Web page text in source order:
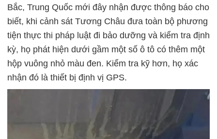
Bắc, Trung Quốc mới đây nhận được thông báo cho
biết, khi cảnh sát Tương Châu đưa toàn bộ phương
tiện thực thi pháp luật đi bảo dưỡng và kiểm tra định
kỳ, họ phát hiện dưới gầm một số ô tô có thêm một
hộp vuông nhỏ màu đen. Kiểm tra kỹ hơn, họ xác
nhận đó là thiết bị định vị GPS.